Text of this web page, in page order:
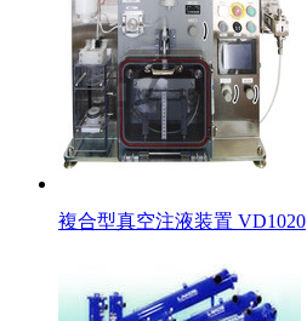
複合型真空注液装置 VD1020